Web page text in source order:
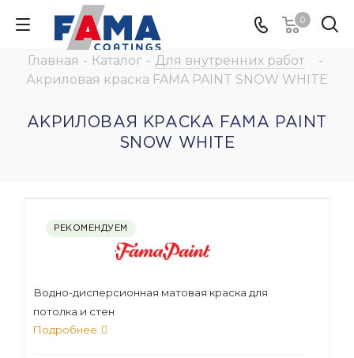
0
Главная - Каталог - Для внутренних работ
-
Акриловая краска FAMA PAINT SNOW WHITE
АКРИЛОВАЯ КРАСКА FAMA PAINT
SNOW WHITE
РЕКОМЕНДУЕМ
Водно-дисперсионная матовая краска для
потолка и стен
Подробнее